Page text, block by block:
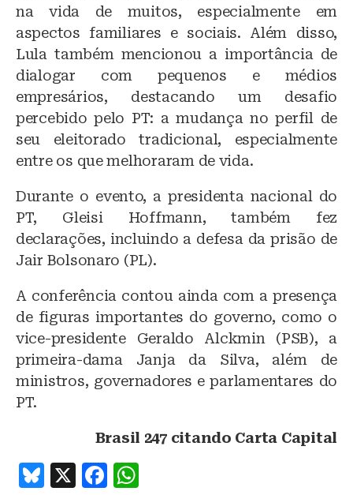
na vida de muitos, especialmente em
aspectos familiares e sociais. Além disso,
Lula também mencionou a importância de
dialogar com pequenos e médios
empresários, destacando um desafio
percebido pelo PT: a mudança no perfil de
seu eleitorado tradicional, especialmente
entre os que melhoraram de vida.
Durante o evento, a presidenta nacional do
PT, Gleisi Hoffmann, também fez
declarações, incluindo a defesa da prisão de
Jair Bolsonaro (PL).
A conferência contou ainda com a presença
de figuras importantes do governo, como o
vice-presidente Geraldo Alckmin (PSB), a
primeira-dama Janja da Silva, além de
ministros, governadores e parlamentares do
PT.
Brasil 247 citando Carta Capital
B
X
F